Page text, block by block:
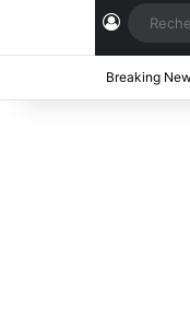
Breaking